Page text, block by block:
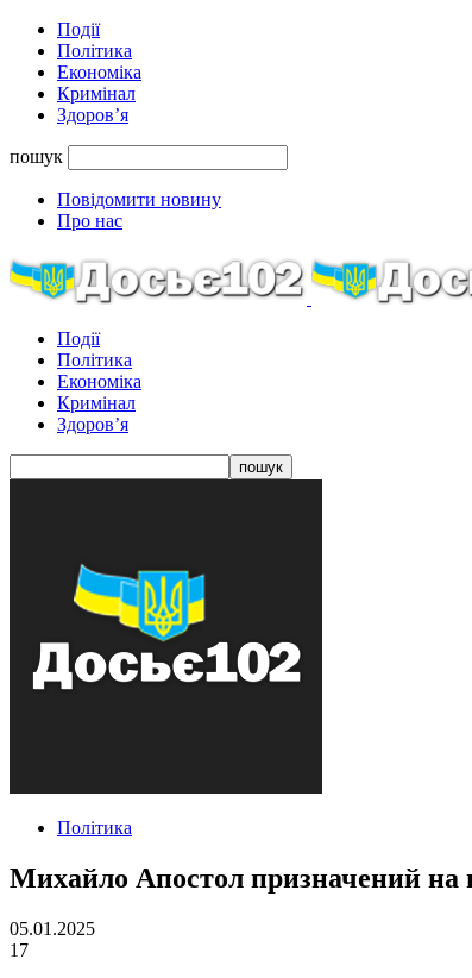
Події
Політика
Економіка
Кримінал
Здоров’я
пошук
Повідомити новину
Про нас
Події
Політика
Економіка
Кримінал
Здоров’я
Політика
Михайло Апостол призначений
05.01.2025
17